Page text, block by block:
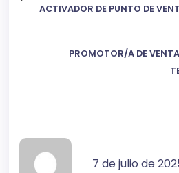
ACTIVADOR DE PUNTO DE
PROMOTOR/A DE
7 de julio de